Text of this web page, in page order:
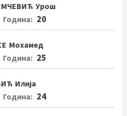
Урош
Година: 20
Мохамед
Година: 25
Илија
Година: 24